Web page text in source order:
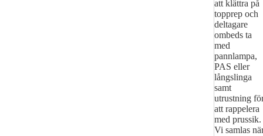
att klättra på
topprep och
deltagare
ombeds ta
med
pannlampa,
PAS eller
långslinga
samt
utrustning
att rappelera
med prussik.
Vi samlas